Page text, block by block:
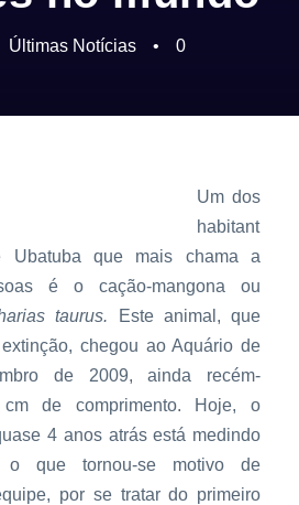
Últimas Notícias • 0
Um dos
habitant
Ubatuba que mais chama a
é o cação-mangona ou
taurus. Este animal, que
chegou ao Aquário de
de 2009, ainda recém-
de comprimento. Hoje, o
4 anos atrás está medindo
o que tornou-se motivo de
por se tratar do primeiro